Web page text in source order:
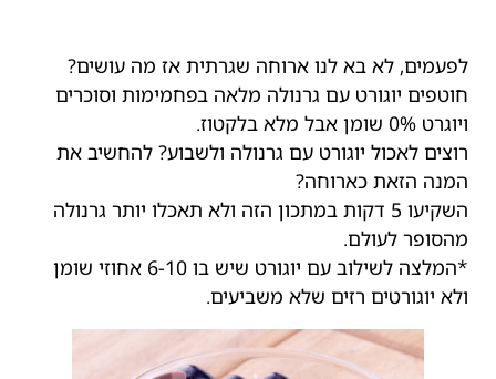
לפעמים, לא בא לנו ארוחה שגרתית אז מה עושים?
חוטפים יוגורט עם גרנולה מלאה בפחמימות וסוכרים
ויוגרט 0% שומן אבל מלא בלקטוז.
רוצים לאכול יוגורט עם גרנולה ולשבוע? להחשיב את
המנה הזאת כארוחה?
השקיעו 5 דקות במתכון הזה ולא תאכלו יותר גרנולה
מהסופר לעולם.
*המלצה לשילוב עם יוגורט שיש בו 6-10 אחוזי שומן
ולא יוגורטים רזים שלא משביעים.